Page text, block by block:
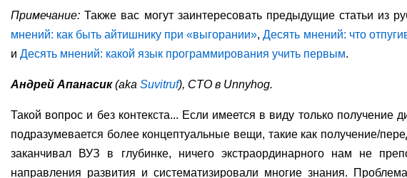
Примечание: Также вас могут заинтересовать предыдущие статьи из
мнений: как быть айтишнику при «выгорании»,Десять мнений: что
и Десять мнений: какой язык программирования учить первым.
Андрей Апанасик(aka Suvitruf), CTO в Unnyhog.
Такой вопрос и без контекста... Если имеется в виду только получение
подразумевается более концептуальные вещи, такие как получение/
заканчивал ВУЗ в глубинке, ничего экстраординарного нам не
направления развития и систематизировали многие знания.